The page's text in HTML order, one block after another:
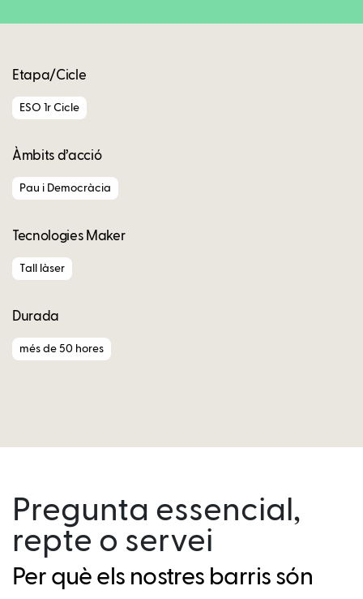
Etapa/Cicle
ESO 1r Cicle
Àmbits d’acció
Pau i Democràcia
Tecnologies Maker
Tall làser
Durada
més de 50 hores
Pregunta essencial,
repte o servei
Per què els nostres barris són